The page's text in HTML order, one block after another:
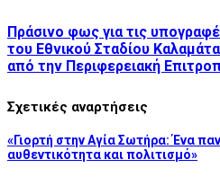
Πράσινο φως για τις
του Εθνικού Σταδίου
από την Περιφερειακή
Σχετικές αναρτήσεις
«Γιορτή στην Αγία Σωτήρα: Ένα
αυθεντικότητα και πολιτισμό»